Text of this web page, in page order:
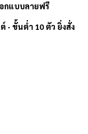
กแบบลายฟรี
· ขั้นต่ำ 10 ตัว ยิ่งสั่ง